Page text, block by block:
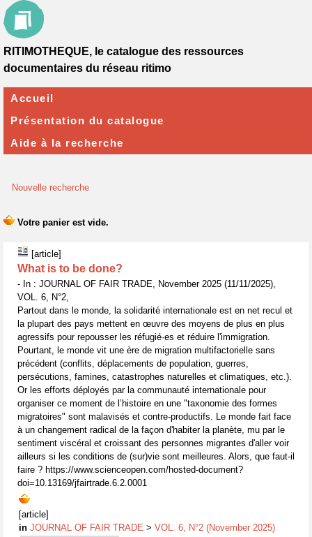
Nouvelle recherche
[article]
What is to be done?
- In : JOURNAL OF FAIR TRADE, November 2025 (11/11/2025),
VOL. 6, N°2,
Partout dans le monde, la solidarité internationale est en net recul et
la plupart des pays mettent en œuvre des moyens de plus en plus
agressifs pour repousser les réfugié·es et réduire l'immigration.
Pourtant, le monde vit une ère de migration multifactorielle sans
précédent (conflits, déplacements de population, guerres,
persécutions, famines, catastrophes naturelles et climatiques, etc.).
Or les efforts déployés par la communauté internationale pour
organiser ce moment de l’histoire en une "taxonomie des formes
migratoires" sont malavisés et contre-productifs. Le monde fait face
à un changement radical de la façon d'habiter la planète, mu par le
sentiment viscéral et croissant des personnes migrantes d'aller voir
ailleurs si les conditions de (sur)vie sont meilleures. Alors, que faut-il
faire ? https://www.scienceopen.com/hosted-document?
doi=10.13169/jfairtrade.6.2.0001
[article]
in JOURNAL OF FAIR TRADE > VOL. 6, N°2 (November 2025)
RITIMOTHEQUE, le catalogue des ressources
documentaires du réseau ritimo
Accueil
Présentation du catalogue
Aide à la recherche